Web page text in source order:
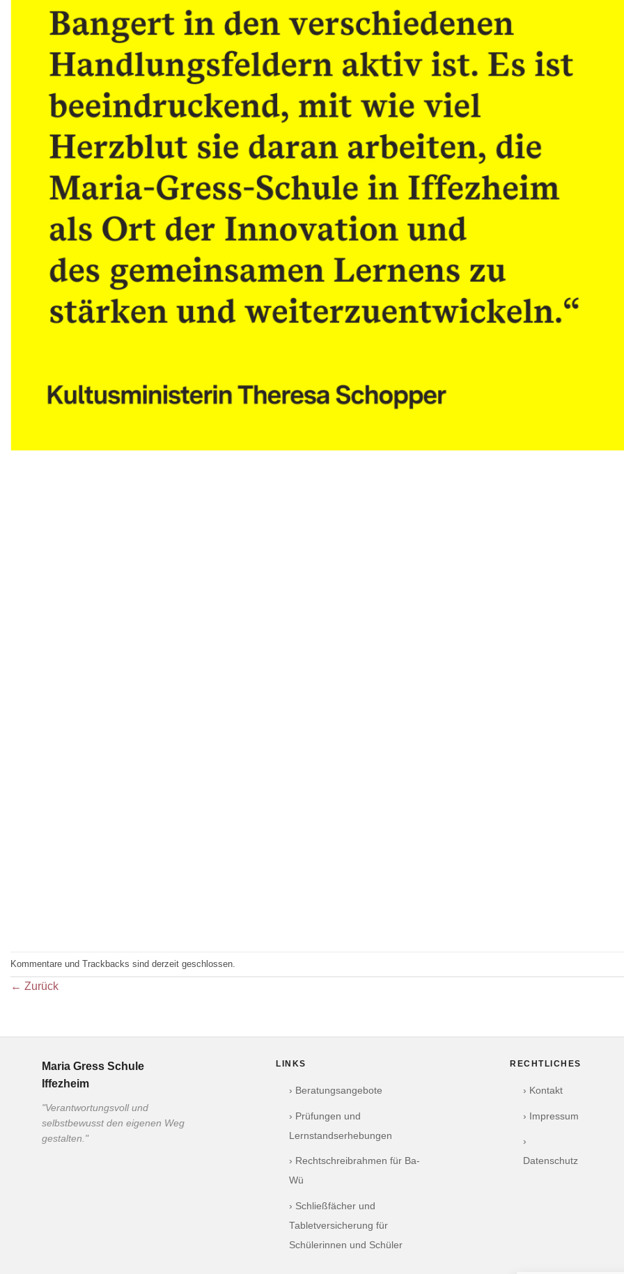
Kommentare und Trackbacks sind derzeit geschlossen.
← Zurück
Maria Gress Schule
Iffezheim
"Verantwortungsvoll und
selbstbewusst den eigenen Weg
gestalten."
LINKS
› Beratungsangebote
› Prüfungen und
Lernstandserhebungen
› Rechtschreibrahmen für Ba-
Wü
› Schließfächer und
Tabletversicherung für
Schülerinnen und Schüler
RECHTLICHES
› Kontakt
› Impressum
›
Datenschutz